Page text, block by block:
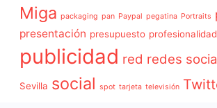
Miga packaging pan Paypal pegatina Portraits
presentación presupuesto profesionalidad
publicidad red redes
Sevilla social spot tarjeta televisión